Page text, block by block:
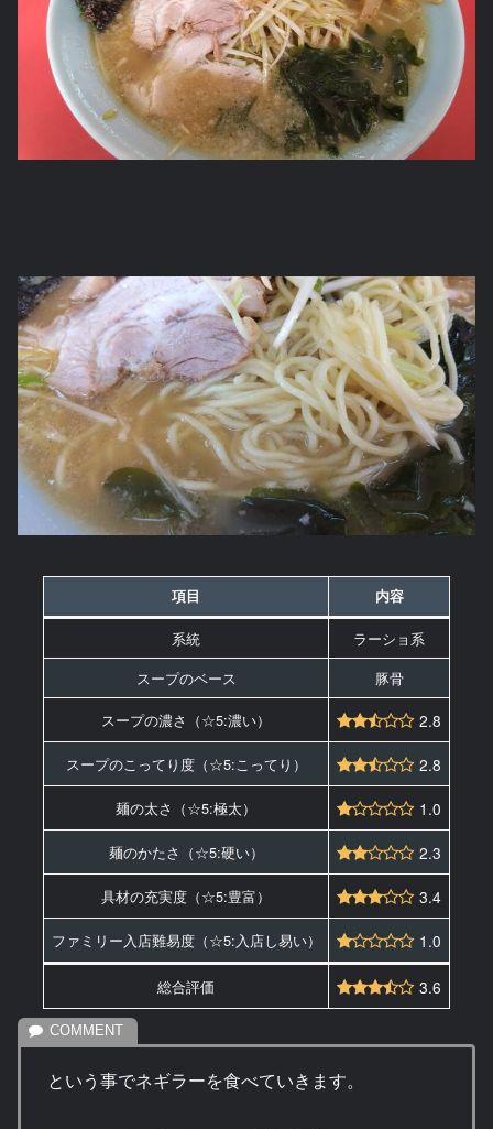
項目 内容
系統
ラーショ系
スープのベース
豚骨
スープの濃さ（☆5:濃い）
2.8
スープのこってり度（☆5:こってり） 2.8
麺の太さ（☆5:極太） 1.0
麺のかたさ（☆5:硬い） 2.3
具材の充実度（☆5:豊富） 3.4
ファミリー入店難易度（☆5:入店し易い） 1.0
総合評価 3.6
という事でネギラーを食べていきます。